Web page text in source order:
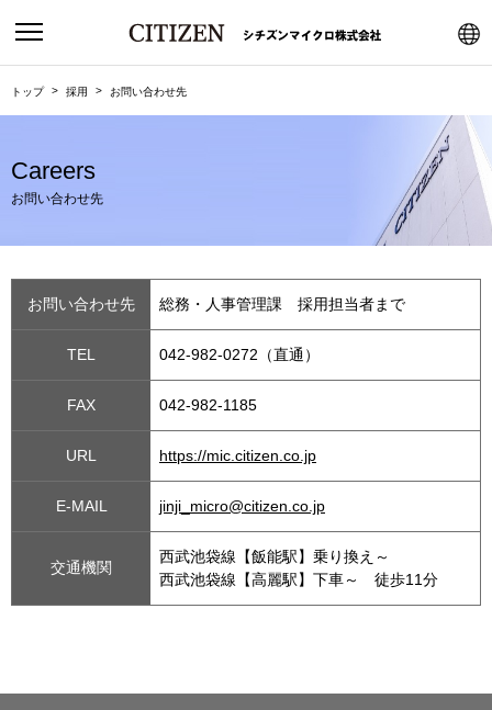
トップ 採用 お問い合わせ先
Careers
お問い合わせ先
お問い合わせ先 総務・人事管理課 採用担当者まで
TEL 042-982-0272（直通）
FAX 042-982-1185
URL https://mic.citizen.co.jp
E-MAIL jinji_micro@citizen.co.jp
交通機関
西武池袋線【飯能駅】乗り換え～
西武池袋線【高麗駅】下車～ 徒歩11分